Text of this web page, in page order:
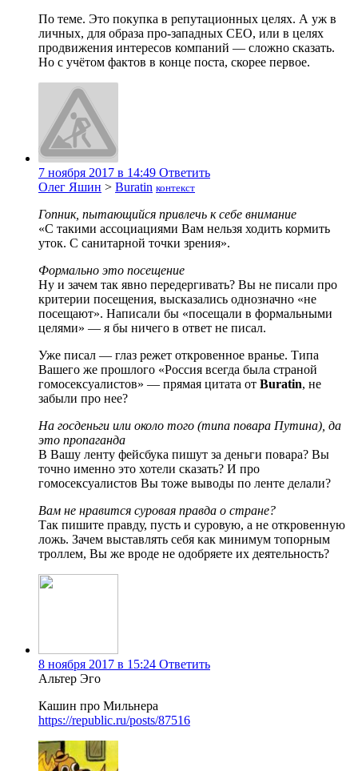
По теме. Это покупка в репутационных целях. А уж в
личных, для образа про-западных CEO, или в целях
продвижения интересов компаний — сложно сказать.
Но с учётом фактов в конце поста, скорее первое.
7 ноября 2017 в 14:49 Ответить
Олег Яшин > Buratin контекст
Гопник, пытающийся привлечь к себе внимание
«С такими ассоциациями Вам нельзя ходить кормить
уток. С санитарной точки зрения».
Формально это посещение
Ну и зачем так явно передергивать? Вы не писали про
критерии посещения, высказались однозначно «не
посещают». Написали бы «посещали в формальными
целями» — я бы ничего в ответ не писал.
Уже писал — глаз режет откровенное вранье. Типа
Вашего же прошлого «Россия всегда была страной
гомосексуалистов» — прямая цитата от Buratin, не
забыли про нее?
На госденьги или около того (типа повара Путина), да
это пропаганда
В Вашу ленту фейсбука пишут за деньги повара? Вы
точно именно это хотели сказать? И про
гомосексуалистов Вы тоже выводы по ленте делали?
Вам не нравится суровая правда о стране?
Так пишите правду, пусть и суровую, а не откровенную
ложь. Зачем выставлять себя как минимум топорным
троллем, Вы же вроде не одобряете их деятельность?
8 ноября 2017 в 15:24 Ответить
Альтер Эго
Кашин про Мильнера
https://republic.ru/posts/87516